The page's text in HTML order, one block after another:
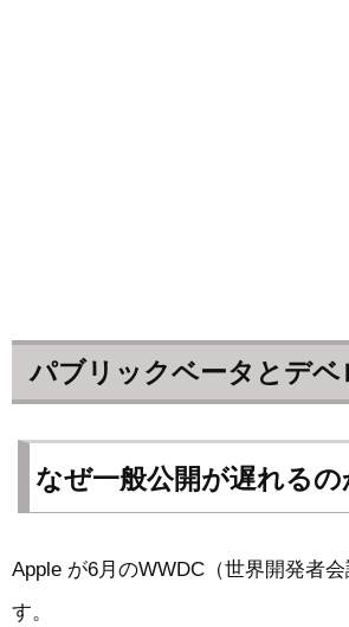
パブリックベータとデ
なぜ一般公開が遅れるの
Apple が6月のWWDC（世界開発者
す。